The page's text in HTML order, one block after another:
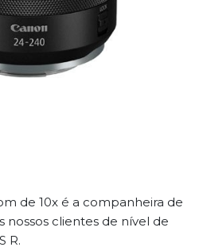
de 10x é a companheira de
nossos clientes de nível de
R.